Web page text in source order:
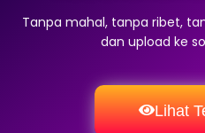
Tanpa mahal, tanpa ribet,
dan upload ke
Lihat